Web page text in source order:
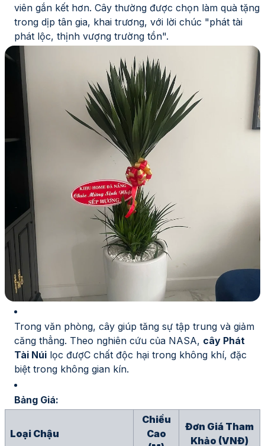
viên gắn kết hơn. Cây thường được chọn làm quà tặng
trong dịp tân gia, khai trương, với lời chúc "phát tài
phát lộc, thịnh vượng trường tồn".
Trong văn phòng, cây giúp tăng sự tập trung và giảm
căng thẳng. Theo nghiên cứu của NASA, cây Phát
Tài Núi lọc đượC chất độc hại trong không khí, đặc
biệt trong không gian kín.
Bảng Giá:
Loại Chậu
Chiều
Cao
Đơn Giá Tham
Khảo (VNĐ)